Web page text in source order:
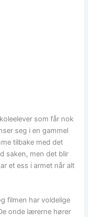
som får nok
seg i en gammel
tilbake med det
saken, men det blir
et ess i armet når alt
filmen har voldelige
onde lærerne hører